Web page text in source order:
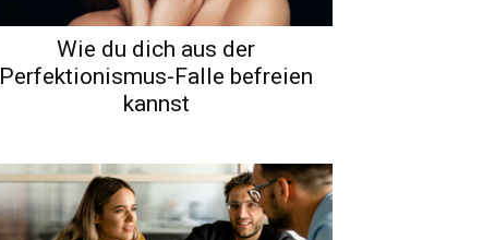
Wie du dich aus der
Perfektionismus-Falle befreien
kannst